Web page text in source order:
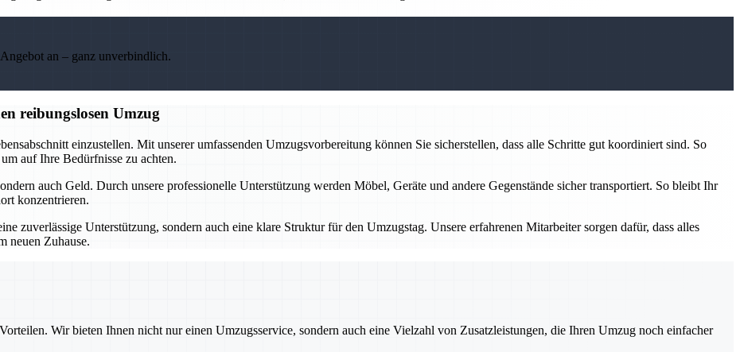
an – ganz unverbindlich.
reibungslosen Umzug
einzustellen. Mit unserer umfassenden Umzugsvorbereitung können Sie sicherstellen, dass alle Schritte gut koordiniert sind. So
auf Ihre Bedürfnisse zu achten.
auch Geld. Durch unsere professionelle Unterstützung werden Möbel, Geräte und andere Gegenstände sicher transportiert. So bleibt Ihr
konzentrieren.
zuverlässige Unterstützung, sondern auch eine klare Struktur für den Umzugstag. Unsere erfahrenen Mitarbeiter sorgen dafür, dass alles
neuen Zuhause.
Wir bieten Ihnen nicht nur einen Umzugsservice, sondern auch eine Vielzahl von Zusatzleistungen, die Ihren Umzug noch einfacher